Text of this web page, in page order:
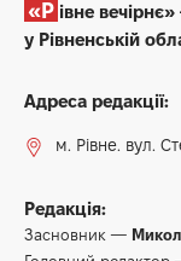
«Рівне
у Рівненській
Адреса редакції:
м. Рівне. вул.
Редакція:
Засновник —